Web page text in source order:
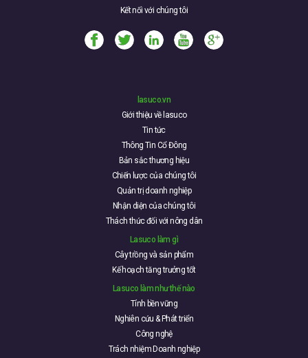
Kết nối với chúng tôi
lasuco.vn
Giới thiệu về lasuco
Tin tức
Thông Tin Cổ Đông
Bản sắc thương hiệu
Chiến lược của chúng tôi
Quản trị doanh nghiệp
Nhận diện của chúng tôi
Thách thức đối với nông dân
Lasuco làm gì
Cây trồng và sản phẩm
Kế hoạch tăng trưởng tốt
Lasuco làm như thế nào
Tính bền vững
Nghiên cứu & Phát triển
Công nghệ
Trách nhiệm Doanh nghiệp